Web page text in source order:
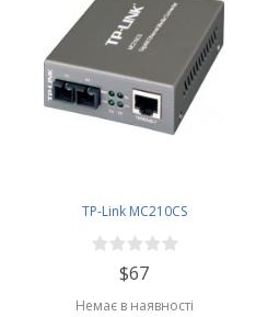
TP-Link MC210CS
$67
Немає в наявності